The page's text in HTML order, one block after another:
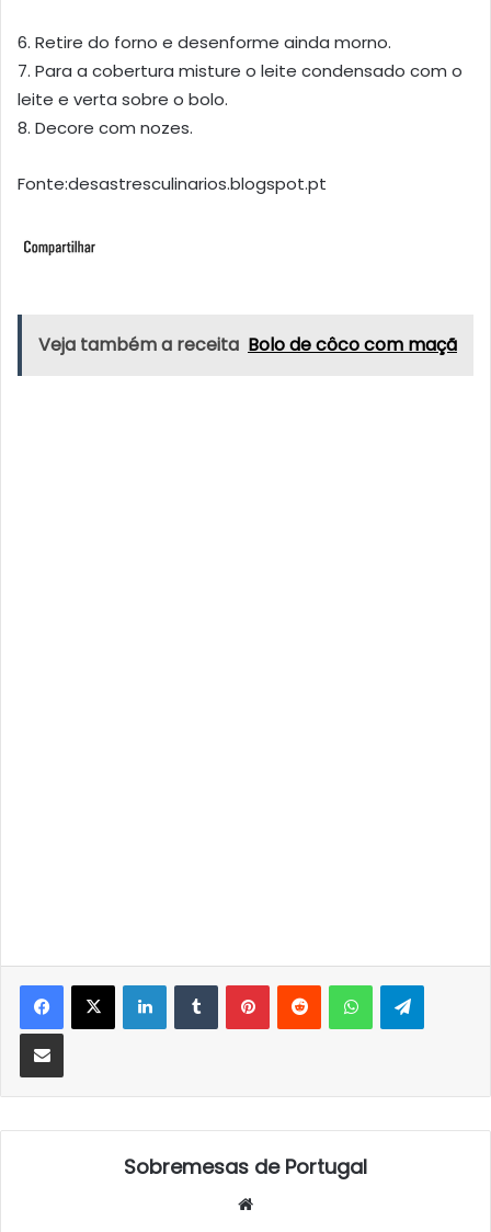
6. Retire do forno e desenforme ainda morno.
7. Para a cobertura misture o leite condensado com o
leite e verta sobre o bolo.
8. Decore com nozes.
Fonte:desastresculinarios.blogspot.pt
Veja também a receita Bolo de côco com maçã
LinkedInTumblrPinterestReddit WhatsApp
Partilhar Via Email
Sobremesas de Portugal